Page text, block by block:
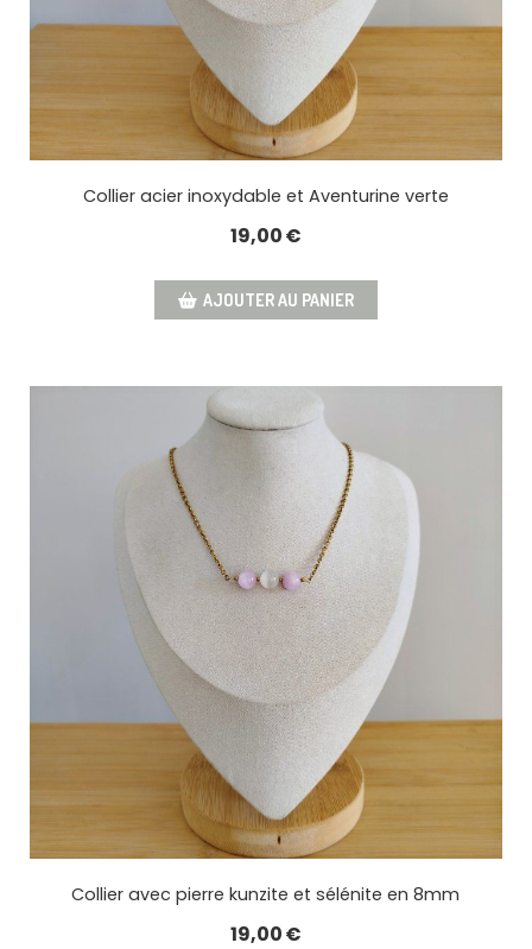
Collier acier inoxydable et Aventurine verte
19,00€
AJOUTER AU PANIER
Collier avec pierre kunzite et sélénite en 8mm
19,00€